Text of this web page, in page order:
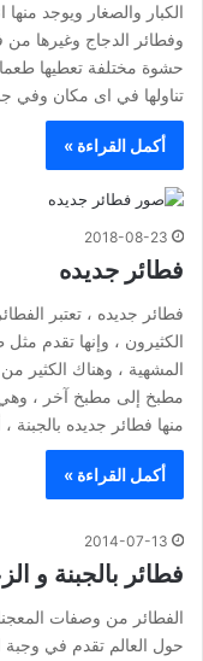
الكبار والصغار ويوجد
وفطائر الدجاج وغيرها من
حشوة مختلفة تعطيها
تناولها في اى مكان
أكمل القراءة »
2018-08-23
فطائر جديده
فطائر جديده ، تعتبر
الكثيرون ، وإنها تقدم
المشهية ، وهناك الكثير
مطبخ إلى مطبخ آخر ، وهي
منها فطائر جديده بالجبنة
أكمل القراءة »
2014-07-13
فطائر بالجبنة و
الفطائر من وصفات
حول العالم تقدم في